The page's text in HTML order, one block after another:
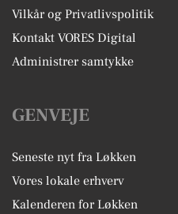
Vilkår og Privatlivspolitik
Kontakt VORES Digital
Administrer samtykke
GENVEJE
Seneste nyt fra Løkken
Vores lokale erhverv
Kalenderen for Løkken